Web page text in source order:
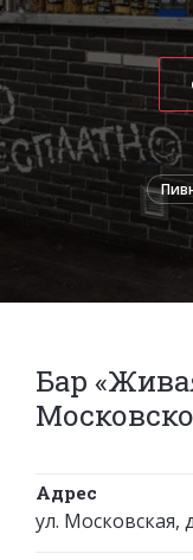
Бар
Адрес
ул. Московская,